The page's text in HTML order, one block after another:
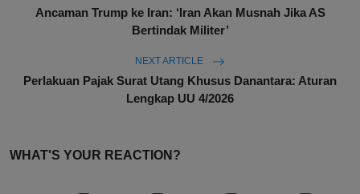
Ancaman Trump ke Iran: ‘Iran Akan Musnah Jika AS
Bertindak Militer’
NEXT ARTICLE
Perlakuan Pajak Surat Utang Khusus Danantara: Aturan
Lengkap UU 4/2026
WHAT'S YOUR REACTION?